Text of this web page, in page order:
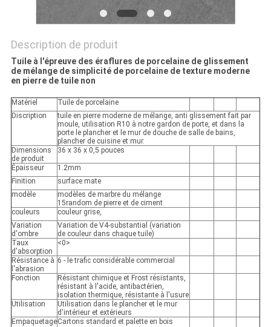
CONFIDENTIALITÉ
Description de produit
Tuile à l'épreuve des éraflures de porcelaine de glissement
de mélange de simplicité de porcelaine de texture moderne
en pierre de tuile non
Matériel
Tuile de porcelaine
Discription
tuile en pierre moderne de mélange, anti glissement fait par
moule, utilisation R10 à notre gardon de porte, et dans la
porte le plancher et le mur de douche de salle de bains,
plancher de cuisine et mur.
Dimensions
de produit
36 x 36 x 0,5 pouces
Épaisseur
1.2mm
Finition
surface mate
modèle
modèles de marbre du mélange
15random de pierre et de ciment
couleurs
couleur grise,
Variation
d'ombre
Variation de V4-substantial (variation
de couleur dans chaque tuile)
Taux
d'absorption
<0>
Résistance à
l'abrasion
6 - le trafic considérable commercial
Fonction
Résistant chimique et Frost résistants,
résistant à l'acide, antibactérien,
isolation thermique, résistante à l'usure
Utilisation
Utilisation dans le plancher et le mur
d'intérieur et extérieurs
EmpaquetageCartons standard et palette en bois